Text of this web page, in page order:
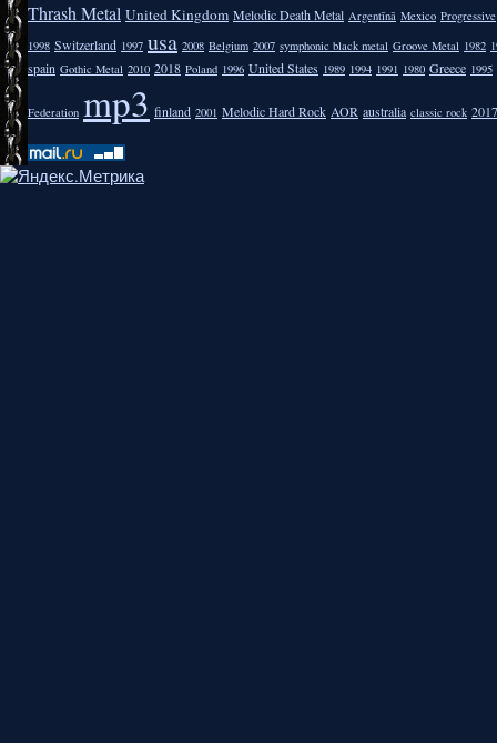
Thrash Metal United Kingdom Melodic Death Metal Argentīnā Mexico Progressive
1998 Switzerland 1997 usa 2008 Belgium 2007 symphonic black metal Groove Metal 1982
spain Gothic Metal 2010 2018 Poland 1996 United States 1989 1994 1991 1980 Greece 1995
Federation mp3 finland 2001 Melodic Hard Rock AOR australia classic rock 2017